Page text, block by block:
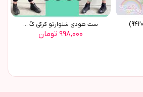
ست هودی شلوارتو کرکی کُ ...
۹۹۸,۰۰۰ تومان